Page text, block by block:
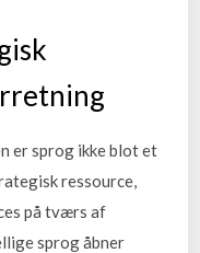
er sprog ikke blot et
ressource,
på tværs af
sprog åbner